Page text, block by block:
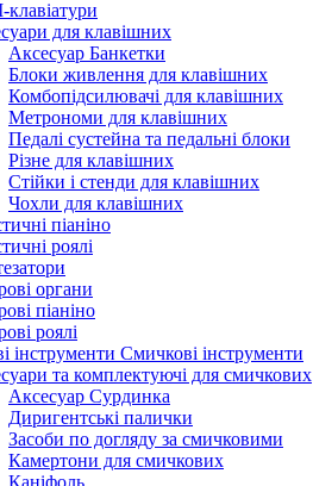
для клавішних
Аксесуар Банкетки
Блоки живлення для клавішних
Комбопідсилювачі для клавішних
Метрономи для клавішних
Педалі сустейна та педальні блоки
Різне для клавішних
Стійки і стенди для клавішних
Чохли для клавішних
піаніно
роялі
органи
піаніно
роялі
Смичкові інструменти
та комплектуючі для смичкових
Аксесуар Сурдинка
Диригентські палички
Засоби по догляду за смичковими
Камертони для смичкових
Каніфоль